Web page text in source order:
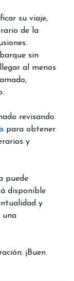
su viaje,
de la
sin
al menos
revisando
para obtener
y
puede
disponible
y
una
¡Buen